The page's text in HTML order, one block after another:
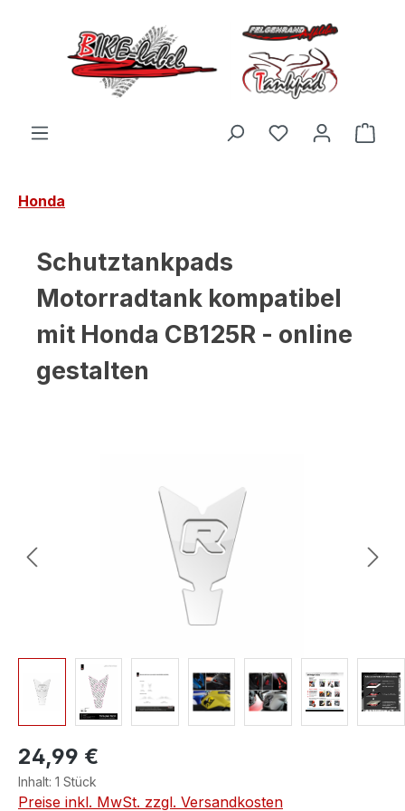
Zum Hauptinhalt springen
Du hast 0
Honda
Schutztankpads
Motorradtank kompatibel
mit Honda CB125R - online
gestalten
24,99 €
Inhalt: 1 Stück
Preise inkl. MwSt. zzgl. Versandkosten